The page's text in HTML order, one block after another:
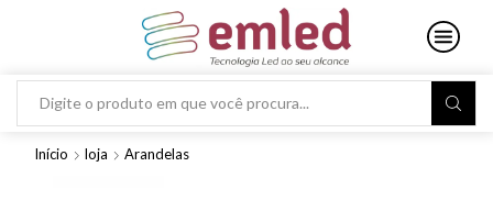
Search
Início loja Arandelas